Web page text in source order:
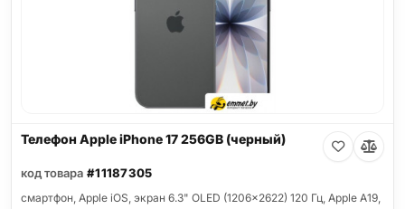
Телефон Apple iPhone 17 256GB (черный)
код товара #11187305
смартфон, Apple iOS, экран 6.3" OLED (1206x2622) 120 Гц, Apple A19,